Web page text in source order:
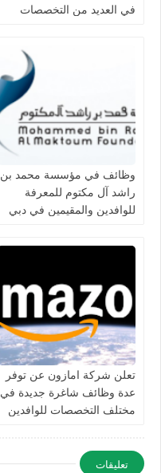
في العديد من التخصصات
وظائف في مؤسسة محمد بن
راشد آل مكتوم للمعرفة
للوافدين والمقيمين في دبي
تعلن شركة امازون عن توفر
عدة وظائف شاغرة جديدة في
مختلف التخصصات للوافدين
تعليقات